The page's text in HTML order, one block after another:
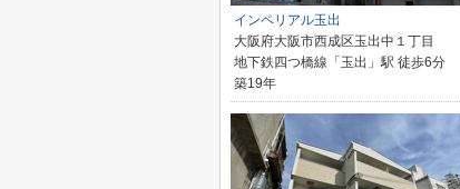
インペリアル玉出
大阪府大阪市西成区玉出中１丁目
地下鉄四つ橋線「玉出」駅 徒歩6分
築19年